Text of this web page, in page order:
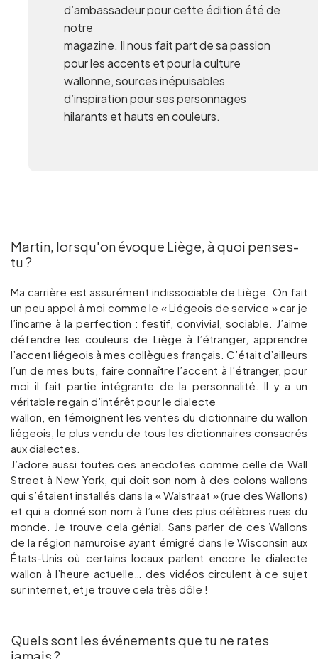
d’ambassadeur pour cette édition été de
notre
magazine. Il nous fait part de sa passion
pour les accents et pour la culture
wallonne, sources inépuisables
d’inspiration pour ses personnages
hilarants et hauts en couleurs.
Martin, lorsqu'on évoque Liège, à quoi penses-
tu ?
Ma carrière est assurément indissociable de Liège. On fait
un peu appel à moi comme le « Liégeois de service » car je
l’incarne à la perfection : festif, convivial, sociable. J’aime
défendre les couleurs de Liège à l’étranger, apprendre
l’accent liégeois à mes collègues français. C’était d’ailleurs
l’un de mes buts, faire connaître l’accent à l’étranger, pour
moi il fait partie intégrante de la personnalité. Il y a un
véritable regain d’intérêt pour le dialecte
wallon, en témoignent les ventes du dictionnaire du wallon
liégeois, le plus vendu de tous les dictionnaires consacrés
aux dialectes.
J’adore aussi toutes ces anecdotes comme celle de Wall
Street à New York, qui doit son nom à des colons wallons
qui s’étaient installés dans la « Walstraat » (rue des Wallons)
et qui a donné son nom à l’une des plus célèbres rues du
monde. Je trouve cela génial. Sans parler de ces Wallons
de la région namuroise ayant émigré dans le Wisconsin aux
États-Unis où certains locaux parlent encore le dialecte
wallon à l’heure actuelle… des vidéos circulent à ce sujet
sur internet, et je trouve cela très dôle !
Quels sont les événements que tu ne rates